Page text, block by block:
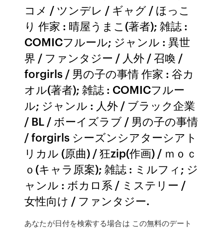
コメ / ツンデレ / ギャグ / ほっこ
り 作家 : 晴屋うまこ(著者); 雑誌 :
COMICフルール; ジャンル : 異世
界 / ファンタジー / 人外 / 召喚 /
forgirls / 男の子の事情 作家 : 谷カ
オル(著者); 雑誌 : COMICフルー
ル; ジャンル : 人外 / ブラック企業
/ BL / ボーイズラブ / 男の子の事情
/ forgirls シーズンシアターシアト
リカル (原曲) / 狂zip(作画) / ｍｏｃ
ｏ(キャラ原案); 雑誌 : ミルフィ; ジ
ャンル : ボカロ系 / ミステリー /
女性向け / ファンタジー.
あなたが日付を検索する場合は この無料のデート